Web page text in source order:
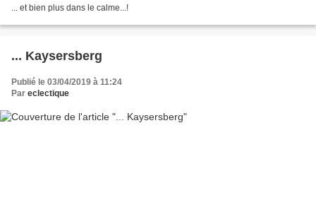
... et bien plus dans le calme...!
... Kaysersberg
Publié le 03/04/2019 à 11:24
Par eclectique